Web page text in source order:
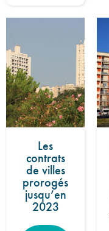
Les
contrats
de villes
prorogés
jusqu’en
2023